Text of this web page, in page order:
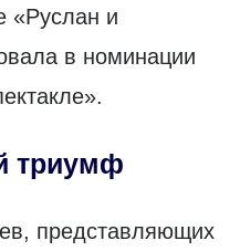
«Руслан и
в номинации
триумф
представляющих